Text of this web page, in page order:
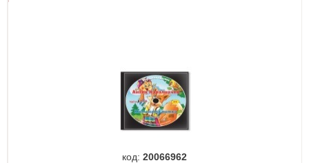
код: 20066962